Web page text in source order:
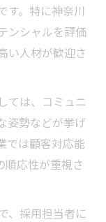
す。特に神奈川
ンシャルを評価
い人材が歓迎さ
ては、コミュニ
姿勢などが挙げ
では顧客対応能
順応性が重視さ
、採用担当者に